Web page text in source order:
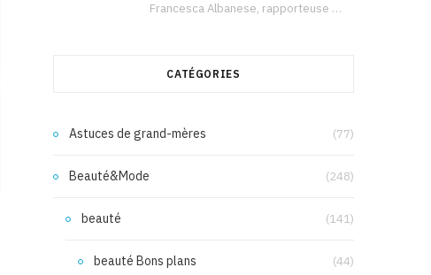
Francesca Albanese, rapporteuse spéciale de l’ONU sur les territoires palestiniens occupés, était à Tunis pour…
CATÉGORIES
Astuces de grand-mères (77)
Beauté&Mode (248)
beauté (141)
beauté Bons plans (44)